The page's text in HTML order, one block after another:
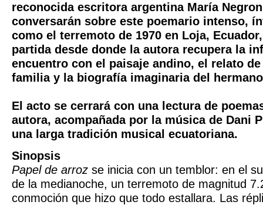
reconocida escritora argentinaMaría
conversarán sobre este poemario intenso,
como el terremoto de 1970 en Loja,
partida desde donde la autora recupera la
encuentro con el paisaje andino, el relato
familia y la biografía imaginaria del
El acto se cerrará con una lectura de
autora, acompañada por la música de Dani
una larga tradición musical ecuatoriana.
Sinopsis
Papel de arroz se inicia con un temblor: en el
de la medianoche, un terremoto de magnitud
conmoción que hizo que todo estallara. Las